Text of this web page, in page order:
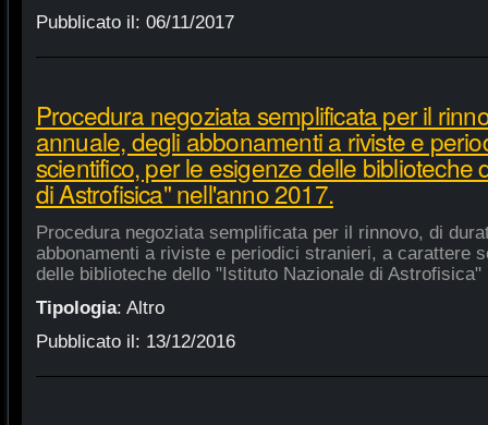
Pubblicato il: 06/11/2017
Procedura negoziata semplificata per il
annuale, degli abbonamenti a riviste e
scientifico, per le esigenze delle biblioteche
di Astrofisica" nell'anno 2017.
Procedura negoziata semplificata per il rinnovo, di
abbonamenti a riviste e periodici stranieri, a carattere
delle biblioteche dello "Istituto Nazionale di Astrofisica"
Tipologia: Altro
Pubblicato il: 13/12/2016